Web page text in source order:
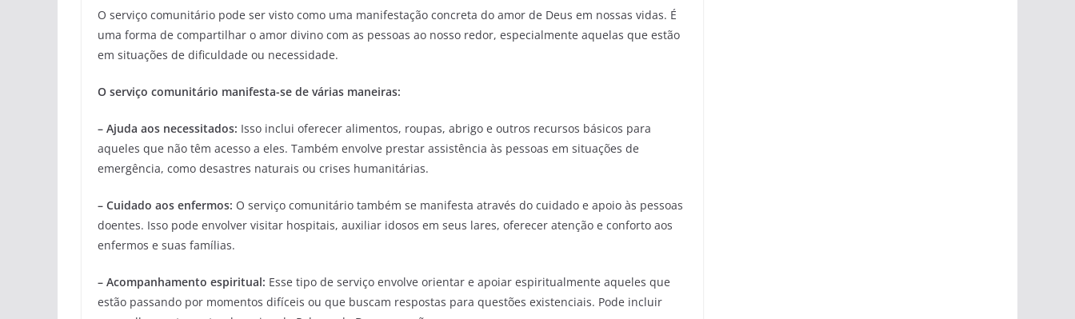
O serviço comunitário pode ser visto como uma manifestação concreta do amor de Deus em nossas vidas. É
uma forma de compartilhar o amor divino com as pessoas ao nosso redor, especialmente aquelas que estão
em situações de dificuldade ou necessidade.
O serviço comunitário manifesta-se de várias maneiras:
– Ajuda aos necessitados: Isso inclui oferecer alimentos, roupas, abrigo e outros recursos básicos para
aqueles que não têm acesso a eles. Também envolve prestar assistência às pessoas em situações de
emergência, como desastres naturais ou crises humanitárias.
– Cuidado aos enfermos: O serviço comunitário também se manifesta através do cuidado e apoio às pessoas
doentes. Isso pode envolver visitar hospitais, auxiliar idosos em seus lares, oferecer atenção e conforto aos
enfermos e suas famílias.
– Acompanhamento espiritual: Esse tipo de serviço envolve orientar e apoiar espiritualmente aqueles que
estão passando por momentos difíceis ou que buscam respostas para questões existenciais. Pode incluir